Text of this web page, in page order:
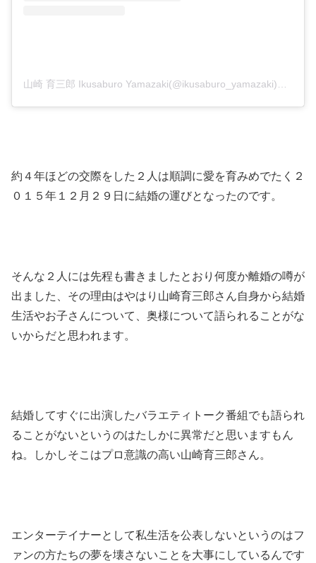
約４年ほどの交際をした２人は順調に愛を育みめでたく２
０１５年１２月２９日に結婚の運びとなったのです。
そんな２人には先程も書きましたとおり何度か離婚の噂が
出ました、その理由はやはり山崎育三郎さん自身から結婚
生活やお子さんについて、奥様について語られることがな
いからだと思われます。
結婚してすぐに出演したバラエティトーク番組でも語られ
ることがないというのはたしかに異常だと思いますもん
ね。しかしそこはプロ意識の高い山崎育三郎さん。
エンターテイナーとして私生活を公表しないというのはフ
ァンの方たちの夢を壊さないことを大事にしているんです